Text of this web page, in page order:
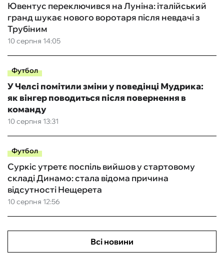
10 серпня 14:05
Ювентус переключився на Луніна: італійський
гранд шукає нового воротаря після невдачі з
Трубіним
Футбол
10 серпня 13:31
У Челсі помітили зміни у поведінці Мудрика:
як вінгер поводиться після повернення в
команду
Футбол
10 серпня 12:56
Суркіс утретє поспіль вийшов у стартовому
складі Динамо: стала відома причина
відсутності Нещерета
Всі новини